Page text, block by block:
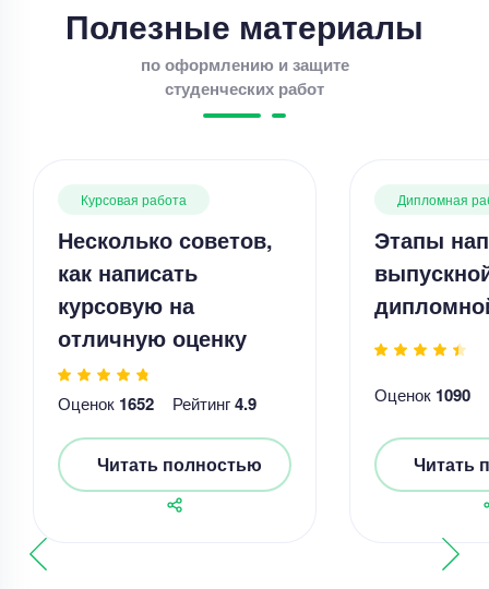
Полезные материалы
по оформлению и защите
студенческих работ
Курсовая работа
Несколько советов,
как написать
курсовую на
отличную оценку
Оценок 1652 Рейтинг4.9
Читать полностью
Дипломная
Этапы
Оценок 1090
Читать